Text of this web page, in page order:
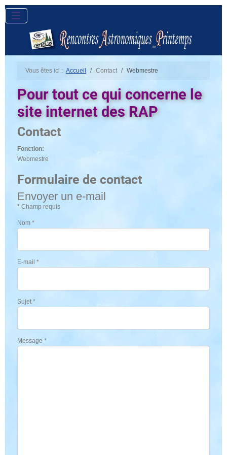
Vous êtes ici : Accueil Contact Webmestre
Pour tout ce qui concerne le
site internet des RAP
Contact
Fonction:
Webmestre
Formulaire de contact
Envoyer un e-mail
* Champ requis
Nom *
E-mail *
Sujet *
Message *